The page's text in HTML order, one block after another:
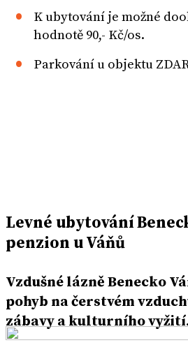
K ubytování je možné
hodnotě 90,- Kč/os.
Parkování u objektu
Levné ubytování
penzion u Váňů
Vzdušné lázně Benecko
pohyb na čerstvém
zábavy a kulturního